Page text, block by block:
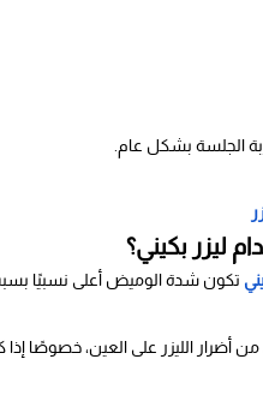
الجلسة بشكل عام.
ليزر بكيني؟
تكون شدة الوميض أعلى نسبيًا
أضرار الليزر على العين، خصوصًا